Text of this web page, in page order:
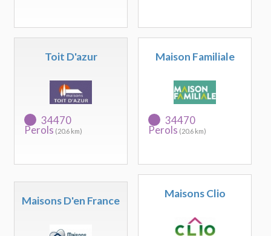
Toit D'azur
34470
Perols (20.6 km)
Maison Familiale
34470
Perols (20.6 km)
Maisons D'en France
Maisons Clio